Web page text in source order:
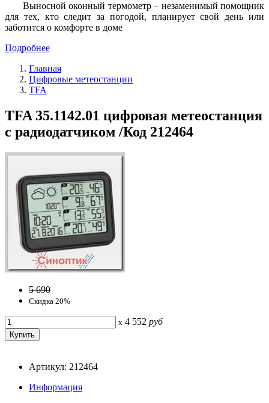
Выносной оконный термометр – незаменимый помощник
для тех, кто следит за погодой, планирует свой день или
заботится о комфорте в доме
Подробнее
Главная
Цифровые метеостанции
TFA
TFA 35.1142.01 цифровая метеостанция
с радиодатчиком /Код 212464
5 690
Скидка 20%
x 4 552 руб
Артикул: 212464
Информация